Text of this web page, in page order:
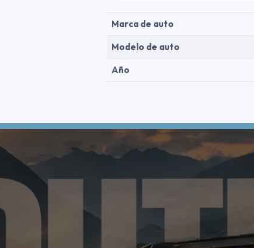
Marca de auto
Modelo de auto
Año